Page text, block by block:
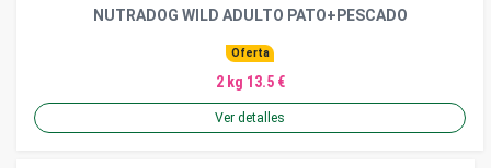
NUTRADOG WILD ADULTO PATO+PESCADO
Oferta
2 kg 13.5 €
Ver detalles